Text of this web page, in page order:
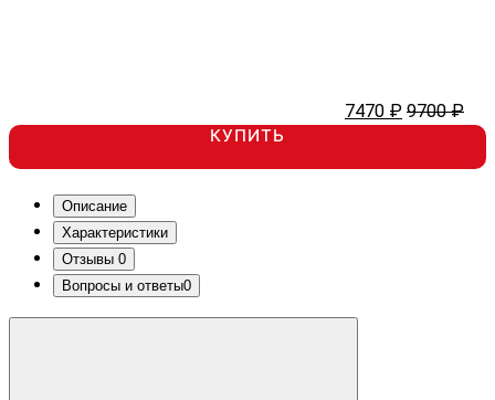
7470 ₽ 9700 ₽
КУПИТЬ
Описание
Характеристики
Отзывы 0
Вопросы и ответы0